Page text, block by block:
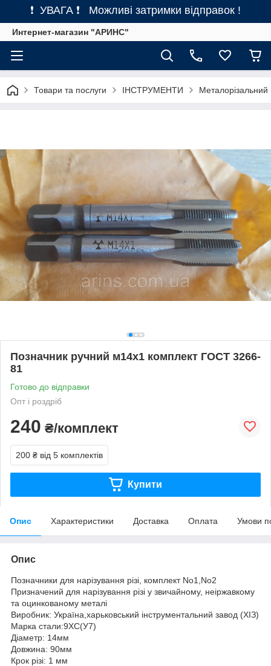
❗ УВАГА ❗ Можливі затримки відправок !
Интернет-магазин "АРИНС"
Товари та послуги ІНСТРУМЕНТИ Металорізальний
Позначник ручний м14х1 комплект ГОСТ 3266-
81
Готово до відправки
Опт і роздріб
240 ₴/комплект
200 ₴ від 5 комплектів
Купити
Опис Характеристики Доставка Оплата Умови
Опис
Позначники для нарізування різі, комплект No1,No2
Призначений для нарізування різі у звичайному, неіржавкому
та оцинкованому металі
Виробник: Україна,харьковський інструментальний завод (ХІЗ)
Марка стали:9ХС(У7)
Діаметр: 14мм
Довжина: 90мм
Крок різі: 1 мм